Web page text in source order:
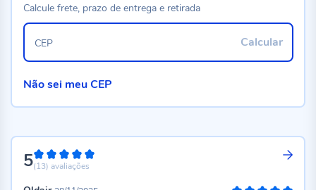
5100%
(13) avaliações
Calcule frete, prazo de entrega e retirada
Calcular
CEP
Não sei meu CEP